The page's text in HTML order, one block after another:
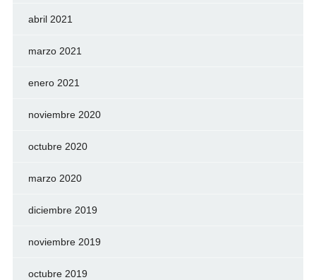
abril 2021
marzo 2021
enero 2021
noviembre 2020
octubre 2020
marzo 2020
diciembre 2019
noviembre 2019
octubre 2019